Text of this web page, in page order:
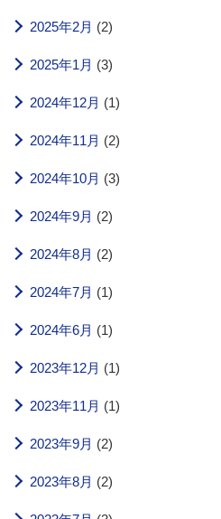
2025年2月 (2)
2025年1月 (3)
2024年12月 (1)
2024年11月 (2)
2024年10月 (3)
2024年9月 (2)
2024年8月 (2)
2024年7月 (1)
2024年6月 (1)
2023年12月 (1)
2023年11月 (1)
2023年9月 (2)
2023年8月 (2)